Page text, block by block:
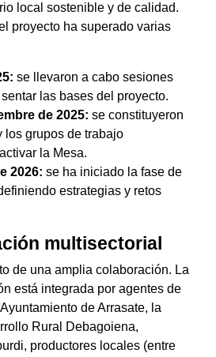
local sostenible y de calidad.
proyecto ha superado varias
se llevaron a cabo sesiones
las bases del proyecto.
de 2025: se constituyeron
los grupos de trabajo
la Mesa.
2026: se ha iniciado la fase de
estrategias y retos
multisectorial
de una amplia colaboración. La
está integrada por agentes de
de Arrasate, la
Rural Debagoiena,
productores locales (entre